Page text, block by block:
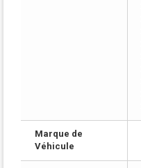
Marque de
Véhicule